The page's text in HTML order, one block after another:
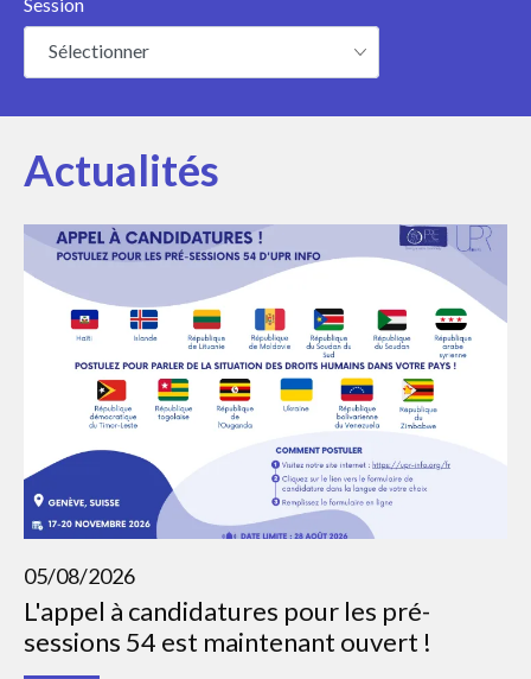
Sélectionner
Actualités
05/08/2026
L'appel à candidatures pour les pré-
sessions 54 est maintenant ouvert !